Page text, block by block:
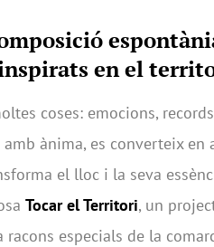
en el
coses: emocions,
ànima, es converteix en
el lloc i la seva
Tocar el Territori, un
especials de la